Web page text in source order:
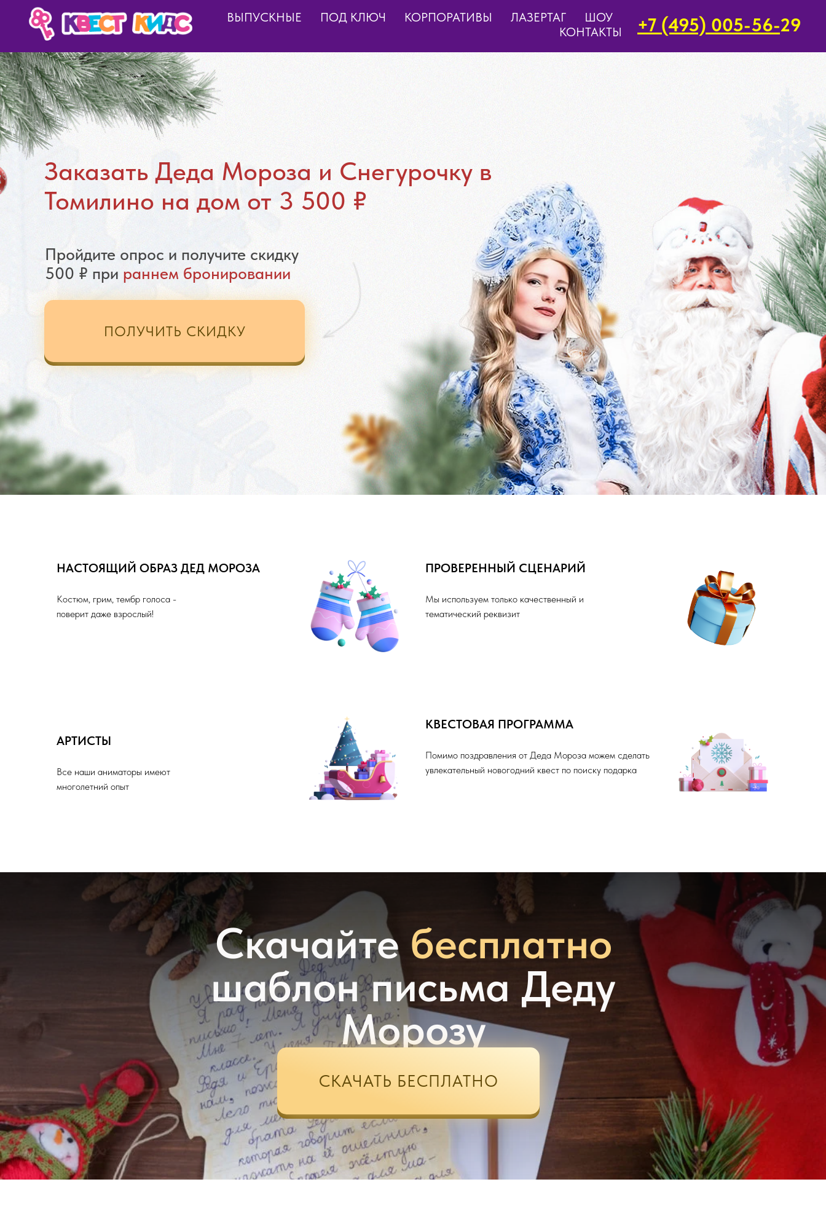
ВЫПУСКНЫЕ ПОД КЛЮЧ КОРПОРАТИВЫ ЛАЗЕРТАГ
ШОУ
КОНТАКТЫ
+7 (495) 005-56-29
Пройдите опрос и получите скидку
500 ₽ при раннем бронировании
ПОЛУЧИТЬ СКИДКУ
Заказать Деда Мороза и Снегурочку в
Томилино на дом от 3 500 ₽
НАСТОЯЩИЙ ОБРАЗ ДЕД МОРОЗА
Костюм, грим, тембр голоса -
поверит даже взрослый!
ПРОВЕРЕННЫЙ СЦЕНАРИЙ
Мы используем только качественный и
тематический реквизит
АРТИСТЫ
Все наши аниматоры имеют
многолетний опыт
КВЕСТОВАЯ ПРОГРАММА
Помимо поздравления от Деда Мороза можем сделать
увлекательный новогодний квест по поиску подарка
Скачайте бесплатно
шаблон письма Деду
Морозу
СКАЧАТЬ БЕСПЛАТНО